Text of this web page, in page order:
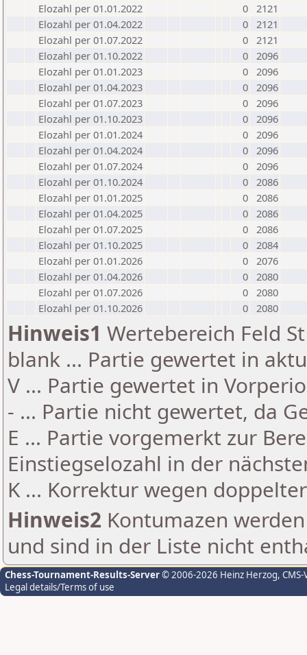
Elozahl per 01.01.2022
0 2121
Elozahl per 01.04.2022
0 2121
Elozahl per 01.07.2022
0 2121
Elozahl per 01.10.2022
0 2096
Elozahl per 01.01.2023
0 2096
Elozahl per 01.04.2023
0 2096
Elozahl per 01.07.2023
0 2096
Elozahl per 01.10.2023
0 2096
Elozahl per 01.01.2024
0 2096
Elozahl per 01.04.2024
0 2096
Elozahl per 01.07.2024
0 2096
Elozahl per 01.10.2024
0 2086
Elozahl per 01.01.2025
0 2086
Elozahl per 01.04.2025
0 2086
Elozahl per 01.07.2025
0 2086
Elozahl per 01.10.2025
0 2084
Elozahl per 01.01.2026
0 2076
Elozahl per 01.04.2026
0 2080
Elozahl per 01.07.2026
0 2080
Elozahl per 01.10.2026
0 2080
Hinweis1 Wertebereich Feld
blank ... Partie gewertet in
V ... Partie gewertet in
- ... Partie nicht gewertet, da
E ... Partie vorgemerkt zur
Einstiegselozahl in der
K ... Korrektur wegen
Hinweis2 Kontumazen
und sind in der Liste nicht
Chess-Tournament-Results-Server© 2006-2026 Heinz Herzog,
Legal details/Terms of use